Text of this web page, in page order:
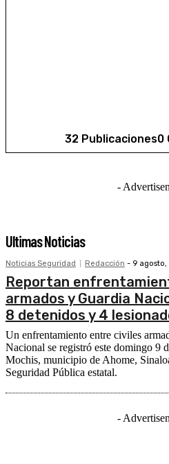
32 Publicaciones0
-
Ultimas Noticias
Noticias Seguridad Redacción - 9
Reportan
armados y Guardia
8 detenidos y 4
Un enfrentamiento entre civiles
Nacional se registró este domingo 9
Mochis, municipio de Ahome,
Seguridad Pública estatal.
-